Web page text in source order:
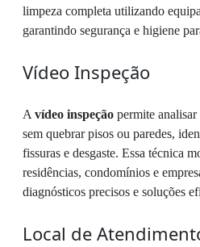
limpeza completa utilizando
garantindo segurança e higiene
Vídeo Inspeção
A vídeo inspeção permite
sem quebrar pisos ou paredes,
fissuras e desgaste. Essa técnica
residências, condomínios e
diagnósticos precisos e soluções
Local de